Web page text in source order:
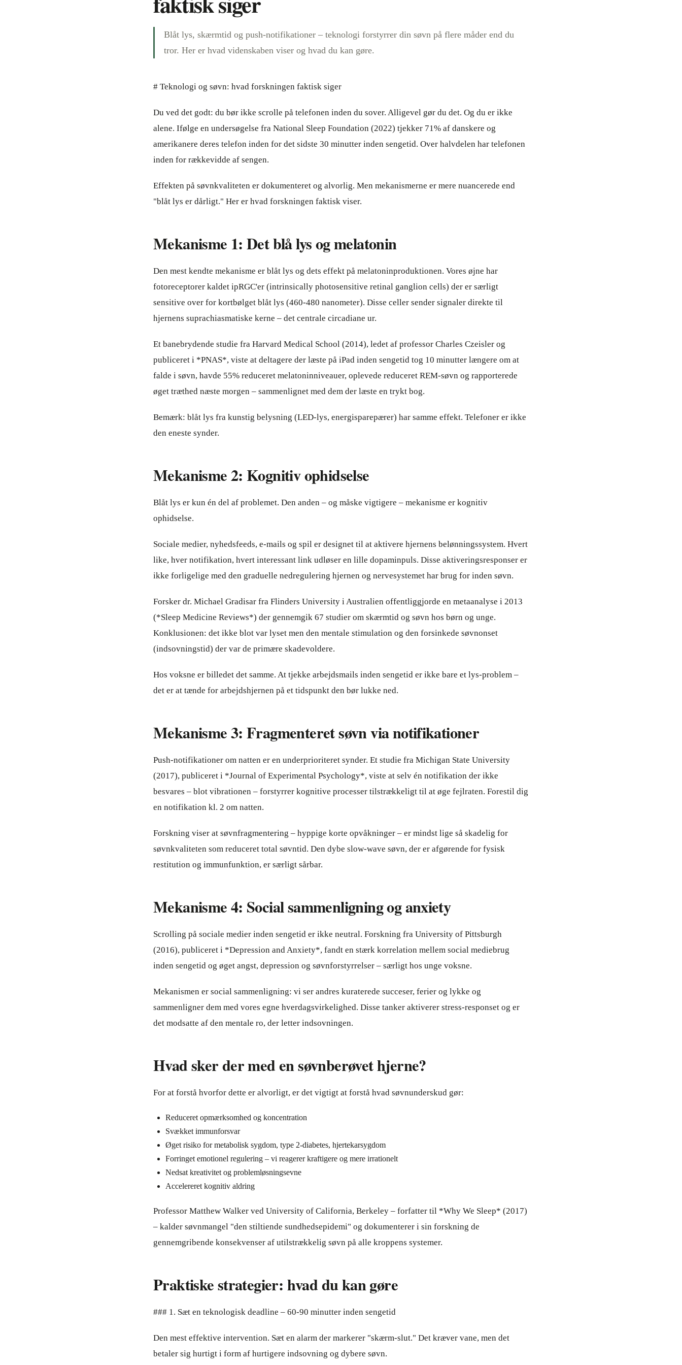
Blåt lys, skærmtid og push-notifikationer – teknologi forstyrrer din søvn på flere måder end du
tror. Her er hvad videnskaben viser og hvad du kan gøre.
# Teknologi og søvn: hvad forskningen faktisk siger
Du ved det godt: du bør ikke scrolle på telefonen inden du sover. Alligevel gør du det. Og du er ikke
alene. Ifølge en undersøgelse fra National Sleep Foundation (2022) tjekker 71% af danskere og
amerikanere deres telefon inden for det sidste 30 minutter inden sengetid. Over halvdelen har telefonen
inden for rækkevidde af sengen.
Effekten på søvnkvaliteten er dokumenteret og alvorlig. Men mekanismerne er mere nuancerede end
"blåt lys er dårligt." Her er hvad forskningen faktisk viser.
Mekanisme 1: Det blå lys og melatonin
Den mest kendte mekanisme er blåt lys og dets effekt på melatoninproduktionen. Vores øjne har
fotoreceptorer kaldet ipRGC'er (intrinsically photosensitive retinal ganglion cells) der er særligt
sensitive over for kortbølget blåt lys (460-480 nanometer). Disse celler sender signaler direkte til
hjernens suprachiasmatiske kerne – det centrale circadiane ur.
Et banebrydende studie fra Harvard Medical School (2014), ledet af professor Charles Czeisler og
publiceret i *PNAS*, viste at deltagere der læste på iPad inden sengetid tog 10 minutter længere om at
falde i søvn, havde 55% reduceret melatoninniveauer, oplevede reduceret REM-søvn og rapporterede
øget træthed næste morgen – sammenlignet med dem der læste en trykt bog.
Bemærk: blåt lys fra kunstig belysning (LED-lys, energisparepærer) har samme effekt. Telefoner er ikke
den eneste synder.
Mekanisme 2: Kognitiv ophidselse
Blåt lys er kun én del af problemet. Den anden – og måske vigtigere – mekanisme er kognitiv
ophidselse.
Sociale medier, nyhedsfeeds, e-mails og spil er designet til at aktivere hjernens belønningssystem. Hvert
like, hver notifikation, hvert interessant link udløser en lille dopaminpuls. Disse aktiveringsresponser er
ikke forligelige med den graduelle nedregulering hjernen og nervesystemet har brug for inden søvn.
Forsker dr. Michael Gradisar fra Flinders University i Australien offentliggjorde en metaanalyse i 2013
(*Sleep Medicine Reviews*) der gennemgik 67 studier om skærmtid og søvn hos børn og unge.
Konklusionen: det ikke blot var lyset men den mentale stimulation og den forsinkede søvnonset
(indsovningstid) der var de primære skadevoldere.
Hos voksne er billedet det samme. At tjekke arbejdsmails inden sengetid er ikke bare et lys-problem –
det er at tænde for arbejdshjernen på et tidspunkt den bør lukke ned.
Mekanisme 3: Fragmenteret søvn via notifikationer
Push-notifikationer om natten er en underprioriteret synder. Et studie fra Michigan State University
(2017), publiceret i *Journal of Experimental Psychology*, viste at selv én notifikation der ikke
besvares – blot vibrationen – forstyrrer kognitive processer tilstrækkeligt til at øge fejlraten. Forestil dig
en notifikation kl. 2 om natten.
Forskning viser at søvnfragmentering – hyppige korte opvåkninger – er mindst lige så skadelig for
søvnkvaliteten som reduceret total søvntid. Den dybe slow-wave søvn, der er afgørende for fysisk
restitution og immunfunktion, er særligt sårbar.
Mekanisme 4: Social sammenligning og anxiety
Scrolling på sociale medier inden sengetid er ikke neutral. Forskning fra University of Pittsburgh
(2016), publiceret i *Depression and Anxiety*, fandt en stærk korrelation mellem social mediebrug
inden sengetid og øget angst, depression og søvnforstyrrelser – særligt hos unge voksne.
Mekanismen er social sammenligning: vi ser andres kuraterede succeser, ferier og lykke og
sammenligner dem med vores egne hverdagsvirkelighed. Disse tanker aktiverer stress-responset og er
det modsatte af den mentale ro, der letter indsovningen.
Hvad sker der med en søvnberøvet hjerne?
For at forstå hvorfor dette er alvorligt, er det vigtigt at forstå hvad søvnunderskud gør:
Reduceret opmærksomhed og koncentration
Svækket immunforsvar
Øget risiko for metabolisk sygdom, type 2-diabetes, hjertekarsygdom
Forringet emotionel regulering – vi reagerer kraftigere og mere irrationelt
Nedsat kreativitet og problemløsningsevne
Accelereret kognitiv aldring
Professor Matthew Walker ved University of California, Berkeley – forfatter til *Why We Sleep* (2017)
– kalder søvnmangel "den stiltiende sundhedsepidemi" og dokumenterer i sin forskning de
gennemgribende konsekvenser af utilstrækkelig søvn på alle kroppens systemer.
Praktiske strategier: hvad du kan gøre
### 1. Sæt en teknologisk deadline – 60-90 minutter inden sengetid
Den mest effektive intervention. Sæt en alarm der markerer "skærm-slut." Det kræver vane, men det
betaler sig hurtigt i form af hurtigere indsovning og dybere søvn.